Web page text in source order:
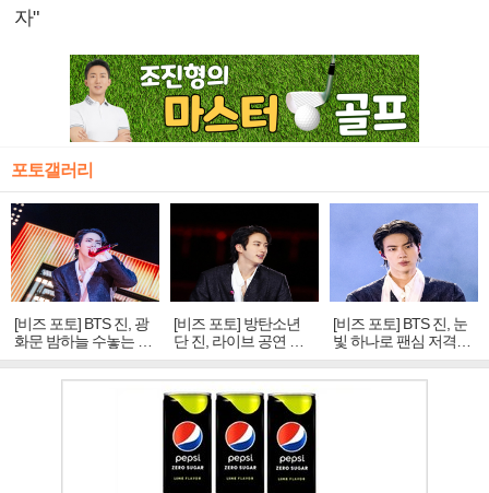
자"
포토갤러리
[비즈 포토] BTS 진, 광
화문 밤하늘 수놓는 '비
주얼 킹'의 열창
[비즈 포토] 방탄소년
단 진, 라이브 공연 중
빛나는 독보적 아우라
[비즈 포토] BTS 진, 눈
빛 하나로 팬심 저격…
독보적 카리스마